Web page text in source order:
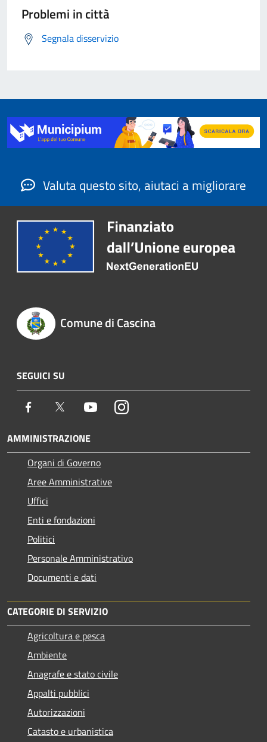
Problemi in città
Segnala disservizio
Valuta questo sito, aiutaci a migliorare
Comune di Cascina
SEGUICI SU
Facebook Twitter YoutubeInstagram
AMMINISTRAZIONE
Organi di Governo
Aree Amministrative
Uffici
Enti e fondazioni
Politici
Personale Amministrativo
Documenti e dati
CATEGORIE DI SERVIZIO
Agricoltura e pesca
Ambiente
Anagrafe e stato civile
Appalti pubblici
Autorizzazioni
Catasto e urbanistica